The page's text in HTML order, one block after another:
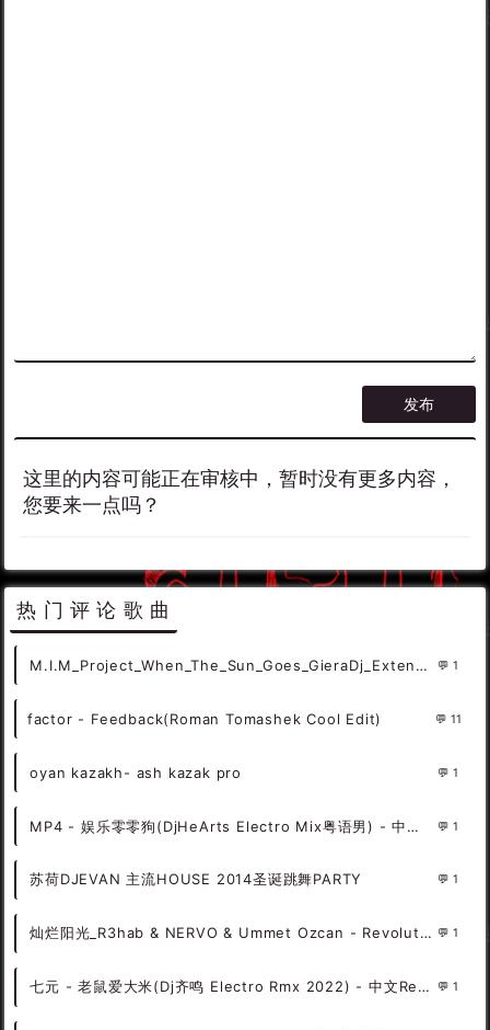
这里的内容可能正在审核中，暂时没有更多内容，
您要来一点吗？
热门评论歌曲
M.I.M_Project_When_The_Sun_Goes_GieraDj_Extended_Remix 1
factor - Feedback(Roman Tomashek Cool Edit) 11
oyan kazakh- ash kazak pro 1
MP4 - 娱乐零零狗(DjHeArts Electro Mix粤语男) - 中文Remix 中文CLUB 华语Remix 1
苏荷DJEVAN 主流HOUSE 2014圣诞跳舞PARTY 1
灿烂阳光_R3hab & NERVO & Ummet Ozcan - Revolution 1
七元 - 老鼠爱大米(Dj齐鸣 Electro Rmx 2022) - 中文Remix 中文CLUB 华语Remix 1